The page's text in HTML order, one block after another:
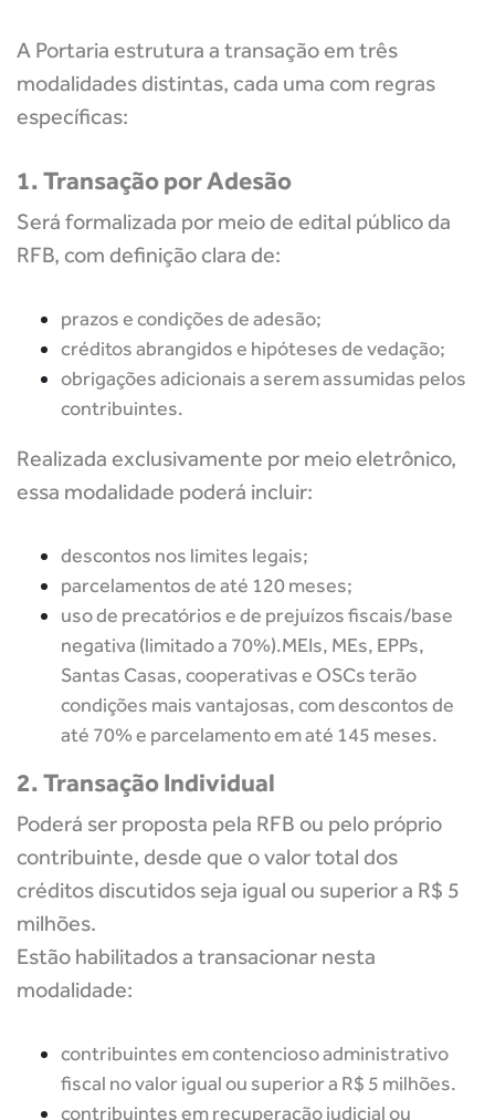
A Portaria estrutura a transação em três
modalidades distintas, cada uma com regras
específicas:
1. Transação por Adesão
Será formalizada por meio de edital público da
RFB, com definição clara de:
prazos e condições de adesão;
créditos abrangidos e hipóteses de vedação;
obrigações adicionais a serem assumidas pelos
contribuintes.
Realizada exclusivamente por meio eletrônico,
essa modalidade poderá incluir:
descontos nos limites legais;
parcelamentos de até 120 meses;
uso de precatórios e de prejuízos fiscais/base
negativa (limitado a 70%).MEIs, MEs, EPPs,
Santas Casas, cooperativas e OSCs terão
condições mais vantajosas, com descontos de
até 70% e parcelamento em até 145 meses.
2. Transação Individual
Poderá ser proposta pela RFB ou pelo próprio
contribuinte, desde que o valor total dos
créditos discutidos seja igual ou superior a R$ 5
milhões.
Estão habilitados a transacionar nesta
modalidade:
contribuintes em contencioso administrativo
fiscal no valor igual ou superior a R$ 5 milhões.
contribuintes em recuperação judicial ou